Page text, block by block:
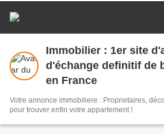
Immobilier : 1er site
d'échange definitif de
en France
Votre annonce immobiliere : Proprietaires,
pour trouver enfin votre appartement !